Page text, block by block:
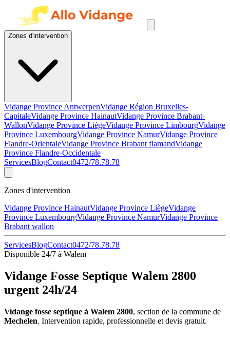
Zones d'intervention
Vidange Province AntwerpenVidange Région Bruxelles-
CapitaleVidange Province HainautVidange Province Brabant-
WallonVidange Province LiègeVidange Province LimbourgVidange
Province LuxembourgVidange Province NamurVidange Province
Flandre-OrientaleVidange Province Brabant flamandVidange
Province Flandre-Occidentale
ServicesBlogContact0472/78.78.78
Zones d'intervention
Vidange Province HainautVidange Province LiègeVidange
Province LuxembourgVidange Province NamurVidange Province
Brabant wallon
ServicesBlogContact0472/78.78.78
Disponible 24/7 à Walem
Vidange Fosse Septique Walem 2800
urgent 24h/24
Vidange fosse septique à Walem 2800, section de la commune de
Mechelen. Intervention rapide, professionnelle et devis gratuit.